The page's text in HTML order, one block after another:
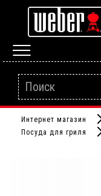
Интернет магазин
Посуда для гриля